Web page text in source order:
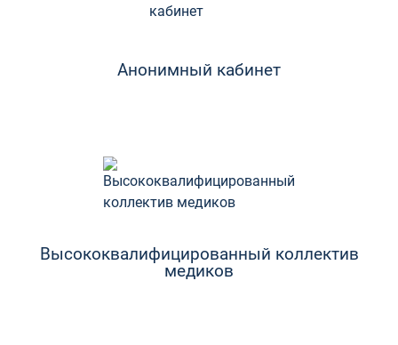
Анонимный кабинет
Высококвалифицированный коллектив
медиков